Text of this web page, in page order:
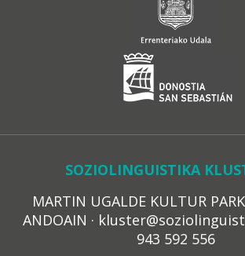
SOZIOLINGUISTIKA
MARTIN UGALDE KULTUR
ANDOAIN ·
943 592 556